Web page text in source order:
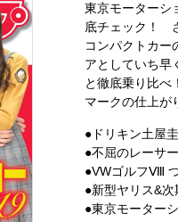
東京モーターシ
底チェック！
コンパクトカ
アとしていち早
と徹底乗り比
マークの仕上が
●ドリキン土屋
●不屈のレーサ
●VWゴルフⅧ
●新型ヤリス&
●東京モーター